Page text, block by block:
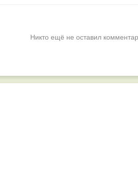
Никто ещё не оставил